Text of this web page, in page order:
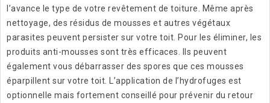
l’avance le type de votre revêtement de toiture. Même après
nettoyage, des résidus de mousses et autres végétaux
parasites peuvent persister sur votre toit. Pour les éliminer, les
produits anti-mousses sont très efficaces. Ils peuvent
également vous débarrasser des spores que ces mousses
éparpillent sur votre toit. L’application de l’hydrofuges est
optionnelle mais fortement conseillé pour prévenir du retour